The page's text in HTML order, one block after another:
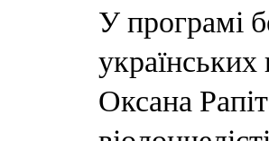
У програмі
українських
Оксана